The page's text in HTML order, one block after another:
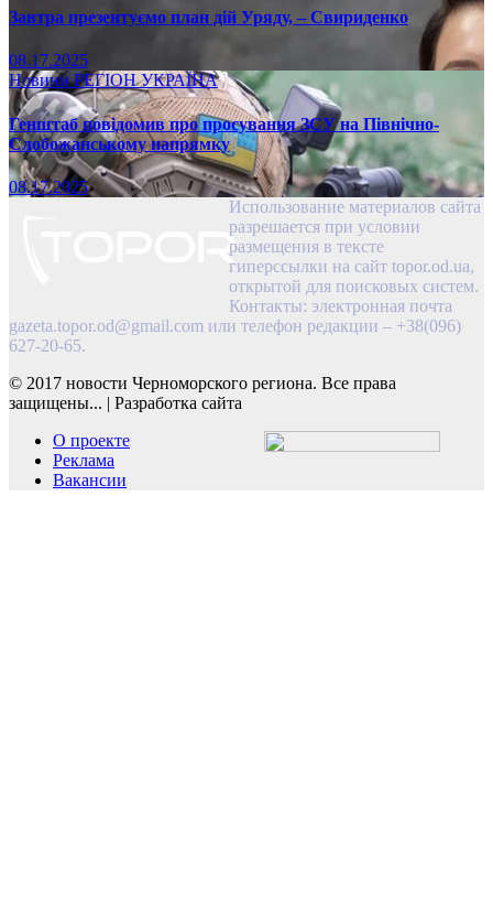
Завтра презентуємо план дій Уряду, – Свириденко
08.17.2025
НовиниРЕГІОНУКРАЇНА
Генштаб повідомив про просування ЗСУ на Північно-
Слобожанському напрямку
08.17.2025
Использование материалов сайта
разрешается при условии
размещения в тексте
гиперссылки на сайт topor.od.ua,
открытой для поисковых систем.
Контакты: электронная почта
gazeta.topor.od@gmail.com или телефон редакции – +38(096)
627-20-65.
© 2017 новости Черноморского региона. Все права
защищены... | Разработка сайта
О проекте
Реклама
Вакансии